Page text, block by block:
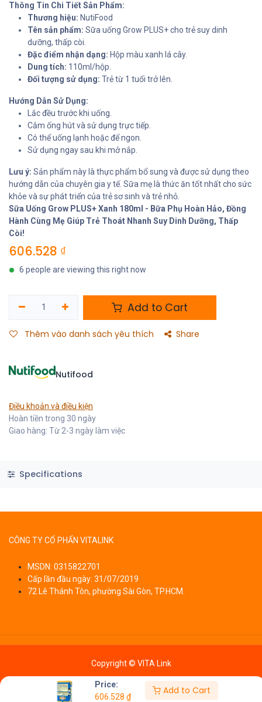
Price:
606.528 ₫
Add to Cart
Thông Tin Chi Tiết Sản Phẩm:
Thương hiệu: NutiFood
Tên sản phẩm: Sữa uống Grow PLUS+ cho trẻ suy dinh
dưỡng, thấp còi.
Đặc điểm nhận dạng: Hộp màu xanh lá cây.
Dung tích: 110ml/hộp.
Đối tượng sử dụng: Trẻ từ 1 tuổi trở lên.
Hướng Dẫn Sử Dụng:
Lắc đều trước khi uống.
Cắm ống hút và sử dụng trực tiếp.
Có thể uống lạnh hoặc để ngon.
Sử dụng ngay sau khi mở nắp.
Lưu ý: Sản phẩm này là thực phẩm bổ sung và được sử dụng theo
hướng dẫn của chuyên gia y tế. Sữa mẹ là thức ăn tốt nhất cho sức
khỏe và sự phát triển của trẻ sơ sinh và trẻ nhỏ.
Sữa Uống Grow PLUS+ Xanh 180ml - Bữa Phụ Hoàn Hảo, Đồng
Hành Cùng Mẹ Giúp Trẻ Thoát Nhanh Suy Dinh Dưỡng, Thấp
Còi!
606.528 ₫
6 people are viewing this right now
Add to Cart
Thêm vào danh sách yêu thích Share
Nutifood
Điều khoản và điều kiện
Hoàn tiền trong 30 ngày
Giao hàng: Từ 2-3 ngày làm việc
Specifications
CÔNG TY CỔ PHẨN VITALINK
MSDN: 0315822701
Cấp lần đầu ngày: 31/07/2019
72 Lê Thánh Tôn, phường Sài Gòn, TP.HCM.
Copyright © VITA Link